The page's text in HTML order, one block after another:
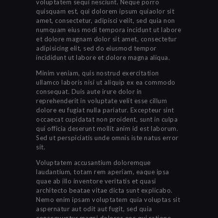
voluptatem sequi nesciunt. Neque porro
quisquam est, qui dolorem ipsum quiaolor sit
amet, consectetur, adipisci velit, sed quia non
numquam eius modi tempora incidunt ut labore
et dolore magnam dolor sit amet, consectetur
adipisicing elit, sed do eiusmod tempor
incididunt ut labore et dolore magna aliqua.
Minim veniam, quis nostrud exercitation
ullamco laboris nisi ut aliquip ex ea commodo
consequat. Duis aute irure dolor in
reprehenderit in voluptate velit esse cillum
dolore eu fugiat nulla pariatur. Excepteur sint
occaecat cupidatat non proident, sunt in culpa
qui officia deserunt mollit anim id est laborum.
Sed ut perspiciatis unde omnis iste natus error
sit.
Voluptatem accusantium doloremque
laudantium, totam rem aperiam, eaque ipsa
quae ab illo inventore veritatis et quasi
architecto beatae vitae dicta sunt explicabo.
Nemo enim ipsam voluptatem quia voluptas sit
aspernatur aut odit aut fugit, sed quia